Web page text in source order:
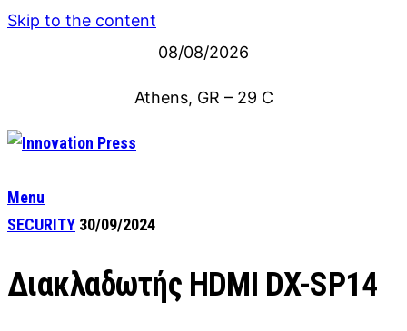
Skip to the content
08/08/2026
Athens, GR – 29 C
Menu
SECURITY 30/09/2024
Διακλαδωτής HDMI DX-SP14